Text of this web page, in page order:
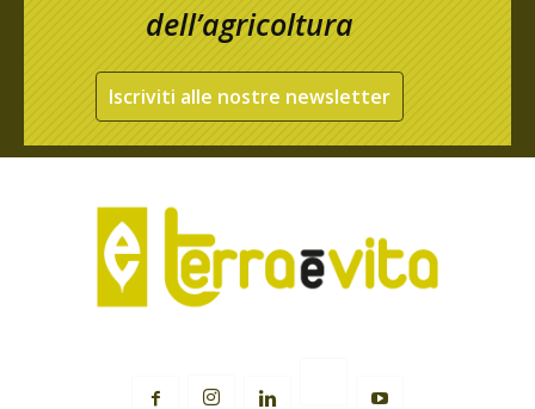
dell’agricoltura
Iscriviti alle nostre newsletter